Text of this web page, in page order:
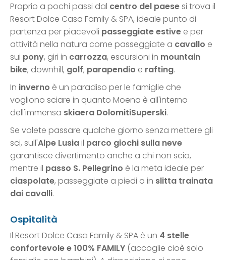
Proprio a pochi passi dal centro del paesesi trova il
Resort Dolce Casa Family & SPA, ideale punto di
partenza per piacevoli passeggiate estive e per
attività nella natura come passeggiate a cavallo e
sui pony, giri in carrozza, escursioni in mountain
bike, downhill, golf, parapendio e rafting.
In inverno è un paradiso per le famiglie che
vogliono sciare in quanto Moena è all'interno
dell'immensa skiaera DolomitiSuperski.
Se volete passare qualche giorno senza mettere gli
sci, sull'Alpe Lusiail parco giochi sulla neve
garantisce divertimento anche a chi non scia,
mentre il passo S. Pellegrino è la meta ideale per
ciaspolate, passeggiate a piedi o in slitta trainata
dai cavalli.
Ospitalità
Il Resort Dolce Casa Family & SPA è un 4 stelle
confortevole e 100% FAMILY (accoglie cioè solo